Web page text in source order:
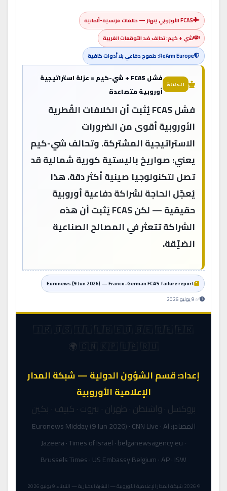
FCAS الأوروبي ينهار — خلافات فرنسية-ألمانية
شي + كيم: تحالف ضد التوقعات الغربية
ReArm Europe: طموح دفاعي بلا أدوات كافية
الدلالة
فشل FCAS + شي-كيم = عزلة استراتيجية
أوروبية متصاعدة
فشل FCAS يُثبت أن الخلافات القُطرية
الأوروبية أقوى من الضرورات
الاستراتيجية المشتركة. وتحالف شي-كيم
يعني: صواريخ باليستية كورية شمالية قد
تصل لتكنولوجيا صينية أكثر دقة. هذا
يُعجّل الحاجة لشراكة دفاعية أوروبية
حقيقية — لكن FCAS يُثبت أن هذه
الشراكة تتعثر في المصالح الصناعية
الضيّقة.
Euronews (9 Jun 2026) — Franco-German FCAS failure report
🇮🇷 🇺🇸 🇮🇱 🇱🇧 🇪🇺 🇧🇪 🇩🇪 🇫🇷
🇨🇳 🇰🇵 🇺🇦 🇷🇺 🌍
إعداد: قسم الشؤون الدولية — شبكة المدار
الإعلامية الأوروبية
بروكسل · واشنطن · طهران · بيروت · كييف · بكين
المصادر: Euronews Midday (9 Jun 2026) · CNN Live · Al
Jazeera · Times of Israel · belganewsagency.eu ·
Brussels Times · US Embassy Belgium · AP · ISW